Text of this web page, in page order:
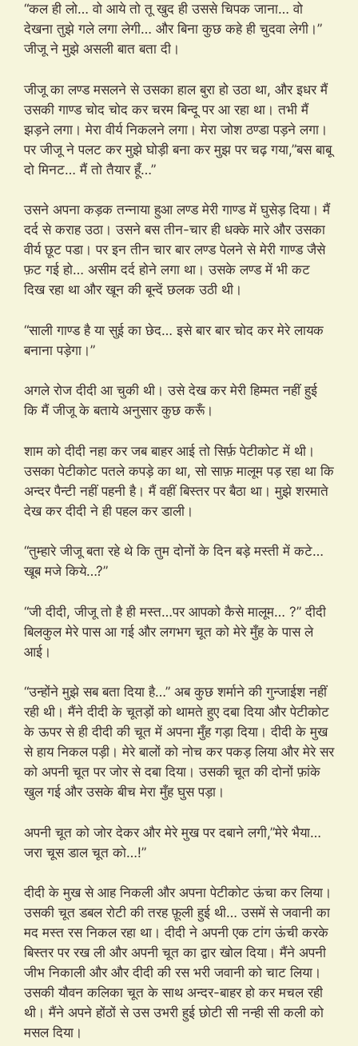
“कल ही लो… वो आये तो तू खुद ही उससे चिपक जाना… वो
देखना तुझे गले लगा लेगी… और बिना कुछ कहे ही चुदवा लेगी।”
जीजू ने मुझे असली बात बता दी।
जीजू का लण्ड मसलने से उसका हाल बुरा हो उठा था, और इधर मैं
उसकी गाण्ड चोद चोद कर चरम बिन्दू पर आ रहा था। तभी मैं
झड़ने लगा। मेरा वीर्य निकलने लगा। मेरा जोश ठण्डा पड़ने लगा।
पर जीजू ने पलट कर मुझे घोड़ी बना कर मुझ पर चढ़ गया,”बस बाबू
दो मिनट… मैं तो तैयार हूँ…”
उसने अपना कड़क तन्नाया हुआ लण्ड मेरी गाण्ड में घुसेड़ दिया। मैं
दर्द से कराह उठा। उसने बस तीन-चार ही धक्के मारे और उसका
वीर्य छूट पडा। पर इन तीन चार बार लण्ड पेलने से मेरी गाण्ड जैसे
फ़ट गई हो… असीम दर्द होने लगा था। उसके लण्ड में भी कट
दिख रहा था और खून की बून्दें छलक उठी थी।
“साली गाण्ड है या सुई का छेद… इसे बार बार चोद कर मेरे लायक
बनाना पड़ेगा।”
अगले रोज दीदी आ चुकी थी। उसे देख कर मेरी हिम्मत नहीं हुई
कि मैं जीजू के बताये अनुसार कुछ करूँ।
शाम को दीदी नहा कर जब बाहर आई तो सिर्फ़ पेटीकोट में थी।
उसका पेटीकोट पतले कपड़े का था, सो साफ़ मालूम पड़ रहा था कि
अन्दर पैन्टी नहीं पहनी है। मैं वहीं बिस्तर पर बैठा था। मुझे शरमाते
देख कर दीदी ने ही पहल कर डाली।
“तुम्हारे जीजू बता रहे थे कि तुम दोनों के दिन बड़े मस्ती में कटे…
खूब मजे किये…?”
“जी दीदी, जीजू तो है ही मस्त…पर आपको कैसे मालूम… ?” दीदी
बिलकुल मेरे पास आ गई और लगभग चूत को मेरे मुँह के पास ले
आई।
“उन्होंने मुझे सब बता दिया है…” अब कुछ शर्माने की गुन्जाईश नहीं
रही थी। मैंने दीदी के चूतड़ों को थामते हुए दबा दिया और पेटीकोट
के ऊपर से ही दीदी की चूत में अपना मुँह गड़ा दिया। दीदी के मुख
से हाय निकल पड़ी। मेरे बालों को नोच कर पकड़ लिया और मेरे सर
को अपनी चूत पर जोर से दबा दिया। उसकी चूत की दोनों फ़ांके
खुल गई और उसके बीच मेरा मुँह घुस पड़ा।
अपनी चूत को जोर देकर और मेरे मुख पर दबाने लगी,”मेरे भैया…
जरा चूस डाल चूत को…!”
दीदी के मुख से आह निकली और अपना पेटीकोट ऊंचा कर लिया।
उसकी चूत डबल रोटी की तरह फ़ूली हुई थी… उसमें से जवानी का
मद मस्त रस निकल रहा था। दीदी ने अपनी एक टांग ऊंची करके
बिस्तर पर रख ली और अपनी चूत का द्वार खोल दिया। मैंने अपनी
जीभ निकाली और और दीदी की रस भरी जवानी को चाट लिया।
उसकी यौवन कलिका चूत के साथ अन्दर-बाहर हो कर मचल रही
थी। मैंने अपने होंठों से उस उभरी हुई छोटी सी नन्ही सी कली को
मसल दिया।